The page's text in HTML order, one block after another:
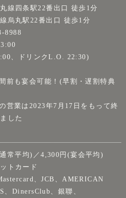
線四条駅22番出口 徒歩1分
烏丸駅22番出口 徒歩1分
8988
、ドリンクL.O. 22:30)
前も宴会可能！(早割・遅割特典
営業は2023年7月17日をもって終
した
常平均)／4,300円(宴会平均)
トカード
、JCB、AMERICAN
、DinersClub、銀聯、